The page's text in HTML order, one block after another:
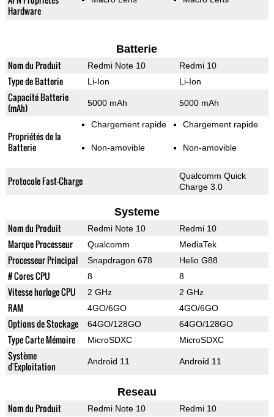
Hardware
Batterie
Nom du Produit Redmi Note 10 Redmi 10
Type de Batterie Li-Ion Li-Ion
Capacité Batterie
(mAh)
5000 mAh 5000 mAh
Propriétés de la
Batterie
Chargement rapide
Non-amovible
Chargement rapide
Non-amovible
Protocole Fast-Charge
Qualcomm Quick
Charge 3.0
Systeme
Nom du Produit Redmi Note 10 Redmi 10
Marque Processeur Qualcomm MediaTek
Processeur Principal Snapdragon 678 Helio G88
# Cores CPU 8 8
Vitesse horloge CPU 2 GHz 2 GHz
RAM 4GO/6GO 4GO/6GO
Options de Stockage 64GO/128GO 64GO/128GO
Type Carte Mémoire MicroSDXC MicroSDXC
Système
d'Exploitation
Android 11 Android 11
Reseau
Nom du Produit Redmi Note 10 Redmi 10